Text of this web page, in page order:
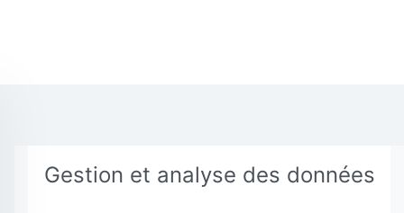
Gestion et analyse des données